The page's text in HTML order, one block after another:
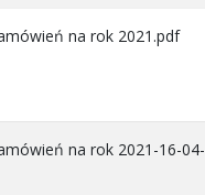
na rok 2021.pdf
na rok 2021-16-